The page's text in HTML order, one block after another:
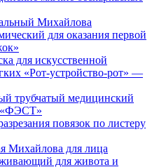
Михайлова
для оказания первой
для искусственной
«Рот-устройство-рот» —
трубчатый медицинский
«ФЭСТ»
повязок по листеру
Михайлова для лица
для живота и